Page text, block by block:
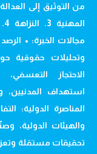
مجالات الخبرة: • الرصد
وتحليلات حقوقية
الاحتجاز التعسفي،
استهداف المدنيين،
المناصرة الدولية:
والهيئات الدولية،
تحقيقات مستقلة